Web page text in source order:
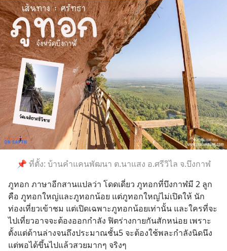
📌 ที่ตั้ง: บ้านคำแคนพัฒนา ต.นาแสง อ.ศรีวิไล จ.บึงกาฬ
ภูทอก ภาษาอีกสานแปลว่า โดดเดี่ยว ภูทอกที่บึงกาฬมี 2 ลูก
คือ ภูทอกใหญ่และภูทอกน้อย แต่ภูทอกใหญ่ไม่เปิดให้ นัก
ท่องเที่ยวเข้าชม แต่เปิดเฉพาะภูทอกน้อยเท่านั้น และใครที่จะ
ไปเที่ยวอาจจะต้องออกกำลัง ฟิตร่างกายกันสักหน่อย เพราะ
ตั้งแต่ด้านล่างจนถึงประมาณชั้น5 จะต้องใช้พละกำลังนิดนึง
แต่พอได้ขึ้นไปแล้วสวยมากๆ จริงๆ